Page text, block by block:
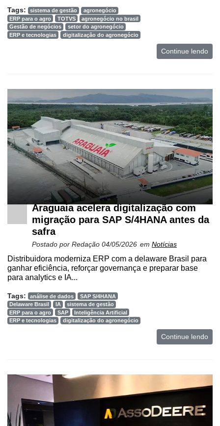
Tags: sistema de gestão
agronegócio
ERP para o agro
TOTVS
agronegócio no brasil
Gestão de negócios
setor do agronegócio
ERP e tecnologias
digitalização do agronegócio
Continue lendo
Araguaia acelera digitalização com
migração para SAP S/4HANA antes da
safra
Postado por Redação 04/05/2026 em Notícias
Distribuidora moderniza ERP com a delaware Brasil para
ganhar eficiência, reforçar governança e preparar base
para analytics e IA...
Tags: análise de dados
SAP S/4HANA
Delaware Brasil
IA
sistema de gestão
ERP para o agro
SAP
Inteligência Artificial
ERP e tecnologias
digitalização do agronegócio
Continue lendo